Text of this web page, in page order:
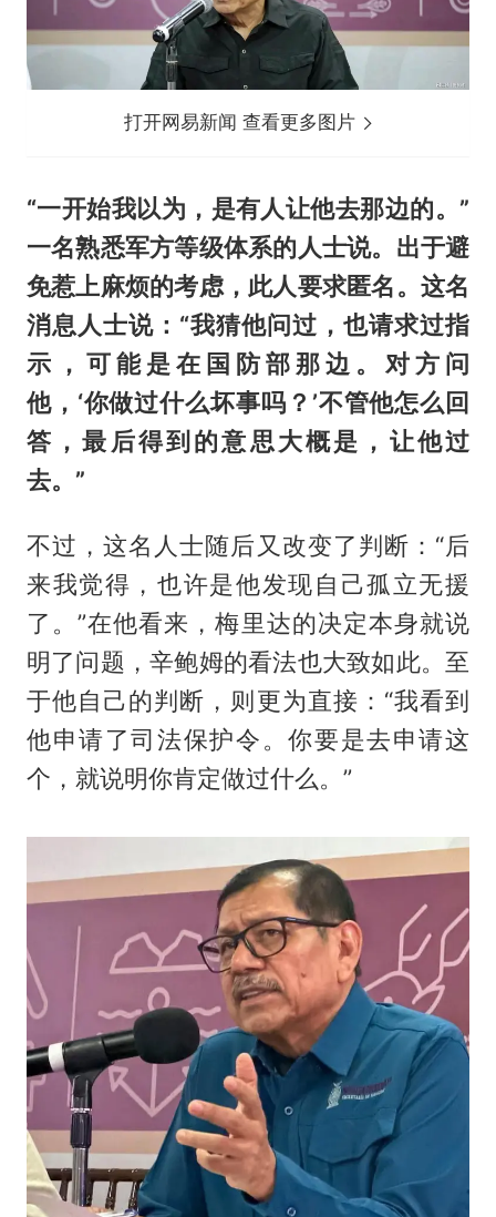
打开网易新闻 查看更多图片
“一开始我以为，是有人让他去那边的。”
一名熟悉军方等级体系的人士说。出于避
免惹上麻烦的考虑，此人要求匿名。这名
消息人士说：“我猜他问过，也请求过指
示，可能是在国防部那边。对方问
他，‘你做过什么坏事吗？’不管他怎么回
答，最后得到的意思大概是，让他过
去。”
不过，这名人士随后又改变了判断：“后
来我觉得，也许是他发现自己孤立无援
了。”在他看来，梅里达的决定本身就说
明了问题，辛鲍姆的看法也大致如此。至
于他自己的判断，则更为直接：“我看到
他申请了司法保护令。你要是去申请这
个，就说明你肯定做过什么。”